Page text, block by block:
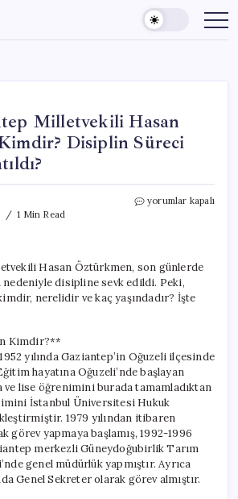
Milletvekili Hasan
Disiplin Süreci
1 Min Read
CHP
Kimdir?
Disiplin
Süreci
yorumlar kapalı
Hasan Öztürkmen, son günlerde
nedeniyle disipline sevk edildi. Peki,
nerelidir ve kaç yaşındadır? İşte
Kimdir?**
yılında Gaziantep’in Oğuzeli ilçesinde
hayatına Oğuzeli’nde başlayan
lise öğrenimini burada tamamladıktan
İstanbul Üniversitesi Hukuk
1979 yılından itibaren
görev yapmaya başlamış, 1992-1996
merkezli Güneydoğubirlik Tarım
genel müdürlük yapmıştır. Ayrıca
Genel Sekreter olarak görev almıştır.